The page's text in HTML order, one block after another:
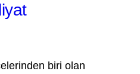
biri olan